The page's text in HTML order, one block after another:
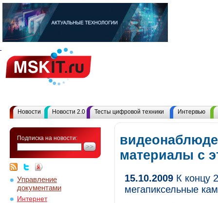
Новости Новости 2.0 Тесты цифровой техники Интервью
Подписка на новости:
Управление
документами
Интернет
материалы с
15.10.2009 К концу
мегапиксельные